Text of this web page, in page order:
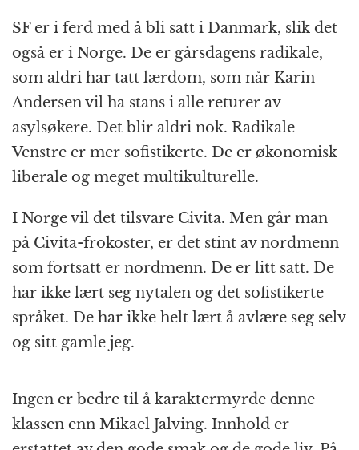
SF er i ferd med å bli satt i Danmark, slik det
også er i Norge. De er gårsdagens radikale,
som aldri har tatt lærdom, som når Karin
Andersen vil ha stans i alle returer av
asylsøkere. Det blir aldri nok. Radikale
Venstre er mer sofistikerte. De er økonomisk
liberale og meget multikulturelle.
I Norge vil det tilsvare Civita. Men går man
på Civita-frokoster, er det stint av nordmenn
som fortsatt er nordmenn. De er litt satt. De
har ikke lært seg nytalen og det sofistikerte
språket. De har ikke helt lært å avlære seg selv
og sitt gamle jeg.
Ingen er bedre til å karaktermyrde denne
klassen enn Mikael Jalving. Innhold er